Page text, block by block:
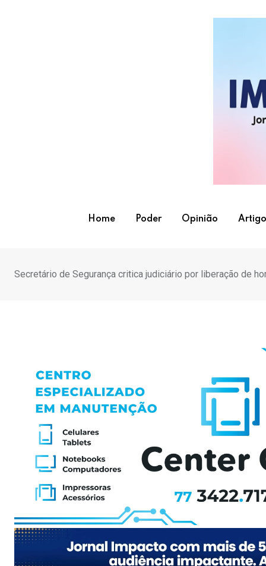
Home Poder Opinião
Secretário de Segurança critica judiciário por liberação de